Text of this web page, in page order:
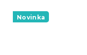
Novinka